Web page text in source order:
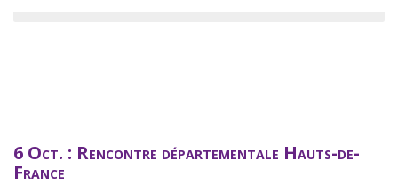
6 Oct. : Rencontre départementale Hauts-de-
France